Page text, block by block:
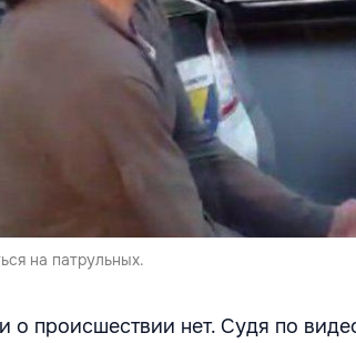
на патрульных.
происшествии нет. Судя по